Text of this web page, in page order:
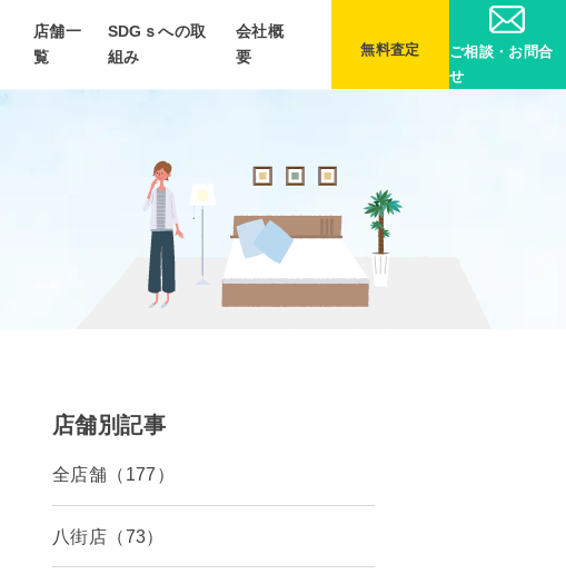
店舗一
覧
SDGｓへの取
組み
会社概
要
無料査定
ご相談・お問合
せ
店舗別記事
全店舗（177）
八街店（73）